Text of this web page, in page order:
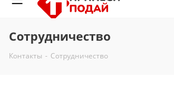
Сотрудничество
Контакты - Сотрудничество